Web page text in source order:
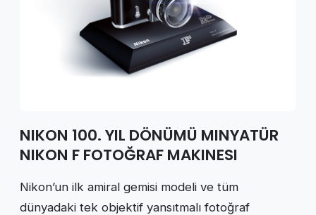
NIKON 100. YIL DÖNÜMÜ MINYATÜR
NIKON F FOTOĞRAF MAKINESI
Nikon’un ilk amiral gemisi modeli ve tüm
dünyadaki tek objektif yansıtmalı fotoğraf